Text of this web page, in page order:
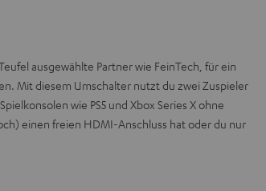
ausgewählte Partner wie FeinTech, für ein
Mit diesem Umschalter nutzt du zwei Zuspieler
wie PS5 und Xbox Series X ohne
einen freien HDMI-Anschluss hat oder du nur